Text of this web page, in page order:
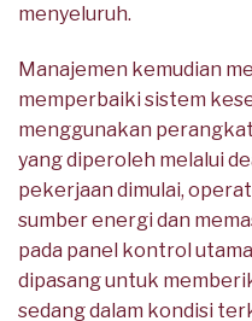
menyeluruh.
Manajemen kemudian
memperbaiki sistem
menggunakan
yang diperoleh melalui
pekerjaan dimulai,
sumber energi dan
pada panel kontrol
dipasang untuk
sedang dalam kondisi